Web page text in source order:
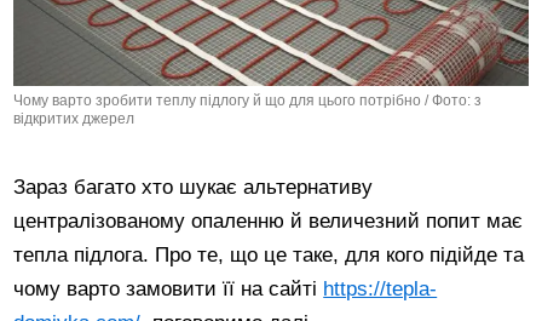
Чому варто зробити теплу підлогу й що для цього потрібно / Фото: з
відкритих джерел
Зараз багато хто шукає альтернативу
централізованому опаленню й величезний попит має
тепла підлога. Про те, що це таке, для кого підійде та
чому варто замовити її на сайті https://tepla-